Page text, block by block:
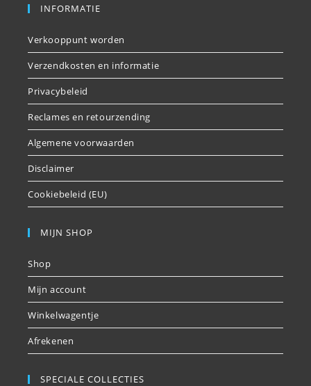
INFORMATIE
Verkooppunt worden
Verzendkosten en informatie
Privacybeleid
Reclames en retourzending
Algemene voorwaarden
Disclaimer
Cookiebeleid (EU)
MIJN SHOP
Shop
Mijn account
Winkelwagentje
Afrekenen
SPECIALE COLLECTIES